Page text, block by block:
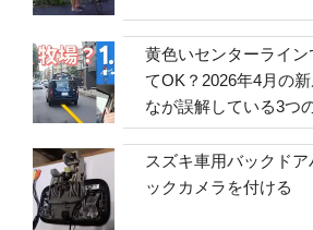
黄色いセンターライ
てOK？2026年4月の
なが誤解している3つ
スズキ車用バックド
ックカメラを付ける